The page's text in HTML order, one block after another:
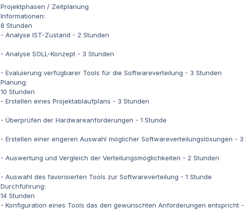
Projektphasen / Zeitplanung
Informationen:
8 Stunden
- Analyse IST-Zustand - 2 Stunden
- Analyse SOLL-Konzept - 3 Stunden
- Evaluierung verfügbarer Tools für die Softwareverteilung - 3 Stunden
Planung:
10 Stunden
- Erstellen eines Projektablaufplans - 3 Stunden
- Überprüfen der Hardwareanforderungen - 1 Stunde
- Erstellen einer engeren Auswahl möglicher Softwareverteilungslösungen - 3
- Auswertung und Vergleich der Verteilungsmöglichkeiten - 2 Stunden
- Auswahl des favorisierten Tools zur Softwareverteilung - 1 Stunde
Durchführung:
14 Stunden
- Konfiguration eines Tools das den gewünschten Anforderungen entspricht -